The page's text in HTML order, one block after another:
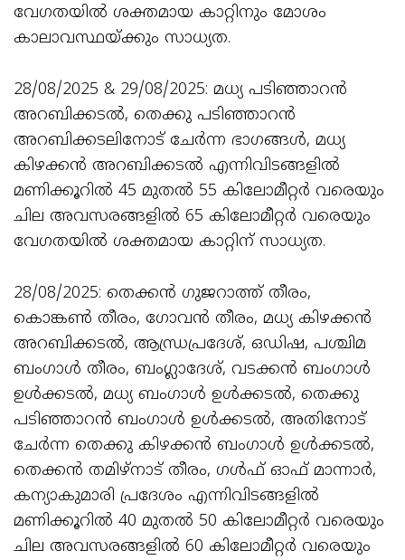
വേഗതയിൽ ശക്തമായ കാറ്റിനും മോശം
കാലാവസ്ഥയ്ക്കും സാധ്യത.
28/08/2025 & 29/08/2025: മധ്യ പടിഞ്ഞാറൻ
അറബിക്കടൽ, തെക്കു പടിഞ്ഞാറൻ
അറബിക്കടലിനോട് ചേർന്ന ഭാഗങ്ങൾ, മധ്യ
കിഴക്കൻ അറബിക്കടൽ എന്നിവിടങ്ങളിൽ
മണിക്കൂറിൽ 45 മുതൽ 55 കിലോമീറ്റർ വരെയും
ചില അവസരങ്ങളിൽ 65 കിലോമീറ്റർ വരെയും
വേഗതയിൽ ശക്തമായ കാറ്റിന് സാധ്യത.
28/08/2025: തെക്കൻ ഗുജറാത്ത് തീരം,
കൊങ്കൺ തീരം, ഗോവൻ തീരം, മധ്യ കിഴക്കൻ
അറബിക്കടൽ, ആന്ധ്രപ്രദേശ്, ഒഡിഷ, പശ്ചിമ
ബംഗാൾ തീരം, ബംഗ്ലാദേശ്, വടക്കൻ ബംഗാൾ
ഉൾക്കടൽ, മധ്യ ബംഗാൾ ഉൾക്കടൽ, തെക്കു
പടിഞ്ഞാറൻ ബംഗാൾ ഉൾക്കടൽ, അതിനോട്
ചേർന്ന തെക്കു കിഴക്കൻ ബംഗാൾ ഉൾക്കടൽ,
തെക്കൻ തമിഴ്‌നാട് തീരം, ഗൾഫ് ഓഫ് മാന്നാർ,
കന്യാകുമാരി പ്രദേശം എന്നിവിടങ്ങളിൽ
മണിക്കൂറിൽ 40 മുതൽ 50 കിലോമീറ്റർ വരെയും
ചില അവസരങ്ങളിൽ 60 കിലോമീറ്റർ വരെയും